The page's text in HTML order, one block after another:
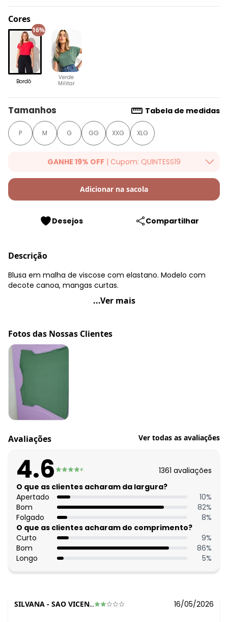
Cores
16%
Bordô
Verde
Militar
Tamanhos Tabela de medidas
P M G GG XXG XLG
GANHE 19% OFF | Cupom: QUINTESS19
Ganhe 19% OFF Extra em qualquer valor, usando o cupom:
QUINTESS19. Válido para toda loja Quintess, até 07/08/2026.
Adicionar na sacola
Desejos Compartilhar
Descrição
Blusa em malha de viscose com elastano. Modelo com
decote canoa, mangas curtas.
Quintess - Blusa com Mangas Curtas Bordô
Modelagem: Solto
Comprimento da manga: Curta
Decote frente: Canoa
Tecido: Malha
Composição: Conforme imagem etiqueta
...Ver mais
Fotos das Nossas Clientes
Avaliações Ver todas as avaliações
4.6 1361 avaliações
O que as clientes acharam da largura?
Apertado
10%
Bom
82%
Folgado
8%
O que as clientes acharam do comprimento?
Curto
9%
Bom
86%
Longo
5%
SILVANA - SAO VICENTE - SP 16/05/2026